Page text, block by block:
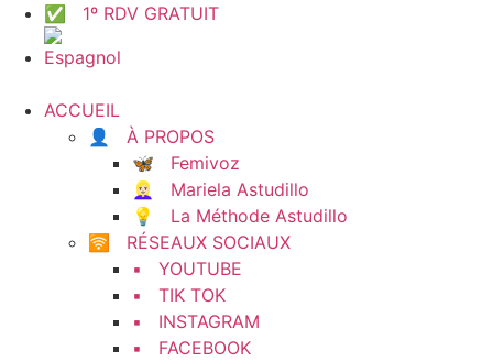
✅ 1º RDV GRATUIT
ACCUEIL
👤 À PROPOS
🦋 Femivoz
👱🏻‍♀️ Mariela Astudillo
💡 La Méthode Astudillo
🛜 RÉSEAUX SOCIAUX
▪️ YOUTUBE
▪️ TIK TOK
▪️ INSTAGRAM
▪️ FACEBOOK